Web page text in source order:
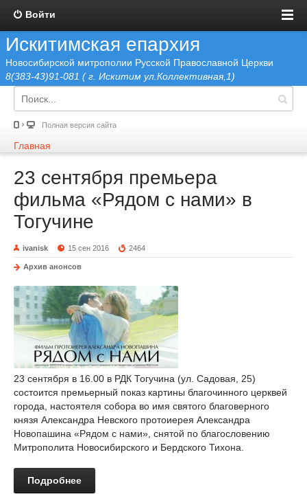
Войти
Искитимская епархия
Новосибирской митрополии Русской Православной Церкви
8(383-43)91-081 ( г. Искитим ул.Коллективная,1)
Полная версия сайта
Главная
23 сентября премьера
фильма «Рядом с нами» в
Тогучине
ivanisk 15 сен 2016 2464
Архив анонсов
23 сентября в 16.00 в РДК Тогучина (ул. Садовая, 25)
состоится премьерный показ картины благочинного церквей
города, настоятеля собора во имя святого благоверного
князя Александра Невского протоиерея Александра
Новопашина «Рядом с нами», снятой по благословению
Митрополита Новосибирского и Бердского Тихона.
Подробнее